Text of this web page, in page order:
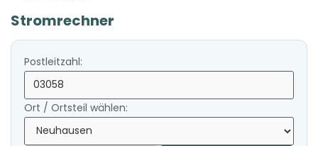
Stromrechner
Postleitzahl:
Ort / Ortsteil wählen: